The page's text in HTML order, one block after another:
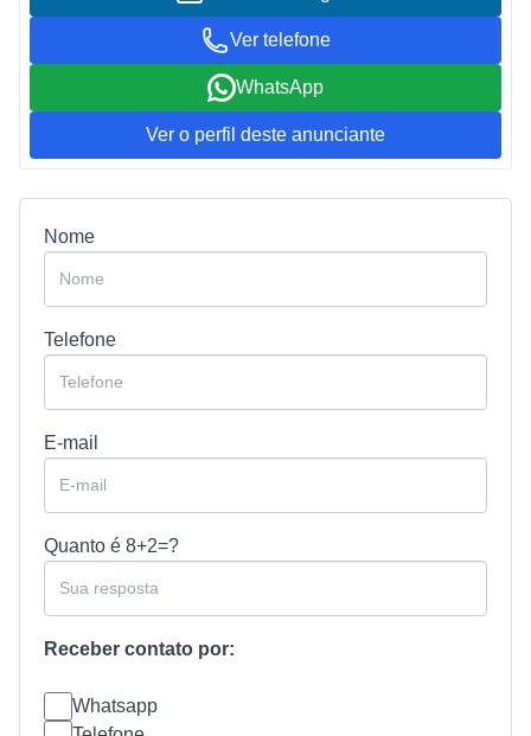
Ver telefone
WhatsApp
Ver o perfil deste anunciante
Nome
Telefone
E-mail
Quanto é 8+2=?
Receber contato por:
Whatsapp